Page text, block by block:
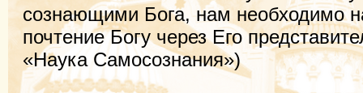
сознающими Бога, нам необходимо
почтение Богу через Его
«Наука Самосознания»)